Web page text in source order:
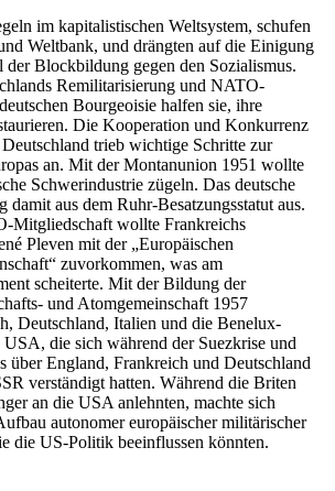
im kapitalistischen Weltsystem, schufen
Weltbank, und drängten auf die Einigung
der Blockbildung gegen den Sozialismus.
Remilitarisierung und NATO-
Bourgeoisie halfen sie, ihre
Die Kooperation und Konkurrenz
trieb wichtige Schritte zur
an. Mit der Montanunion 1951 wollte
Schwerindustrie zügeln. Das deutsche
damit aus dem Ruhr-Besatzungsstatut aus.
Mitgliedschaft wollte Frankreichs
Pleven mit der „Europäischen
zuvorkommen, was am
scheiterte. Mit der Bildung der
und Atomgemeinschaft 1957
Deutschland, Italien und die Benelux-
die sich während der Suezkrise und
über England, Frankreich und Deutschland
verständigt hatten. Während die Briten
an die USA anlehnten, machte sich
autonomer europäischer militärischer
die US-Politik beeinflussen könnten.